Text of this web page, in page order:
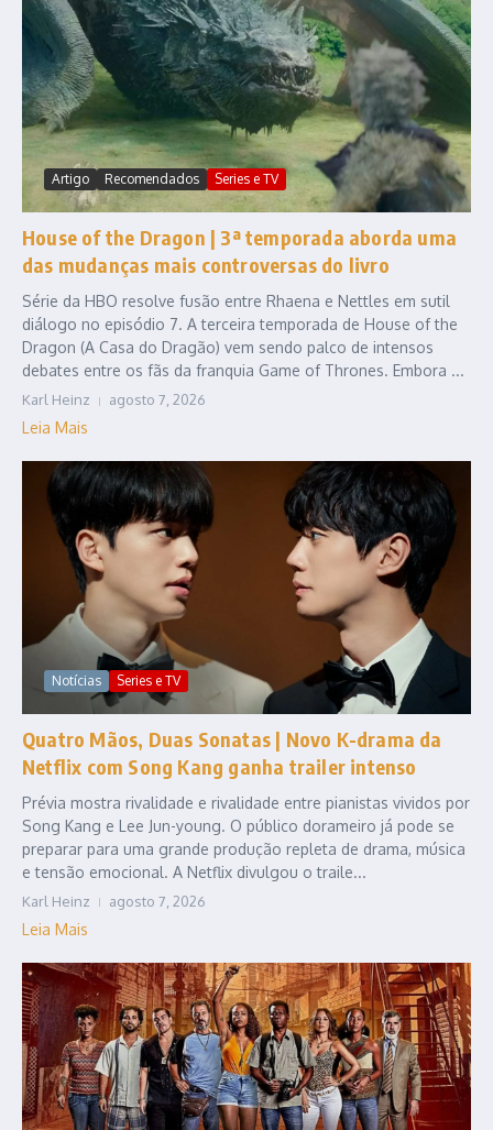
Artigo Recomendados Series e TV
House of the Dragon | 3ª temporada aborda uma
das mudanças mais controversas do livro
Série da HBO resolve fusão entre Rhaena e Nettles em sutil
diálogo no episódio 7. A terceira temporada de House of the
Dragon (A Casa do Dragão) vem sendo palco de intensos
debates entre os fãs da franquia Game of Thrones. Embora ...
Karl Heinz agosto 7, 2026
Leia Mais
Notícias Series e TV
Quatro Mãos, Duas Sonatas | Novo K-drama da
Netflix com Song Kang ganha trailer intenso
Prévia mostra rivalidade e rivalidade entre pianistas vividos por
Song Kang e Lee Jun-young. O público dorameiro já pode se
preparar para uma grande produção repleta de drama, música
e tensão emocional. A Netflix divulgou o traile...
Karl Heinz agosto 7, 2026
Leia Mais